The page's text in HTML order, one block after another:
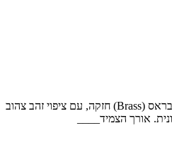
צמיד מתנה לילדות עשוי ממתכת בראס (Brass) חזקה, עם ציפוי זהב צהוב
אורך הצמיד____